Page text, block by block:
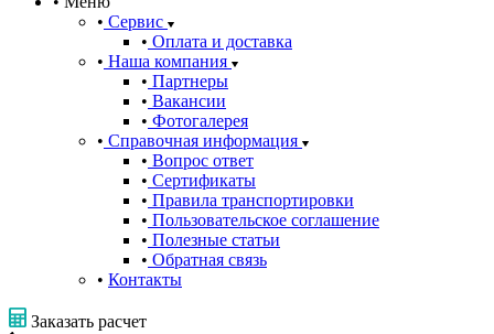
Сервис
Оплата и доставка
Наша компания
Партнеры
Вакансии
Фотогалерея
Справочная информация
Вопрос ответ
Сертификаты
Правила транспортировки
Пользовательское соглашение
Полезные статьи
Обратная связь
Контакты
Заказать расчет